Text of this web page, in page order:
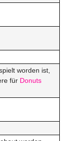
worden ist,
für Donuts